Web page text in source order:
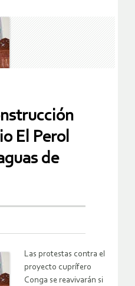
El Perol
de
Las protestas contra el
proyecto cuprífero
Conga se reavivarán si